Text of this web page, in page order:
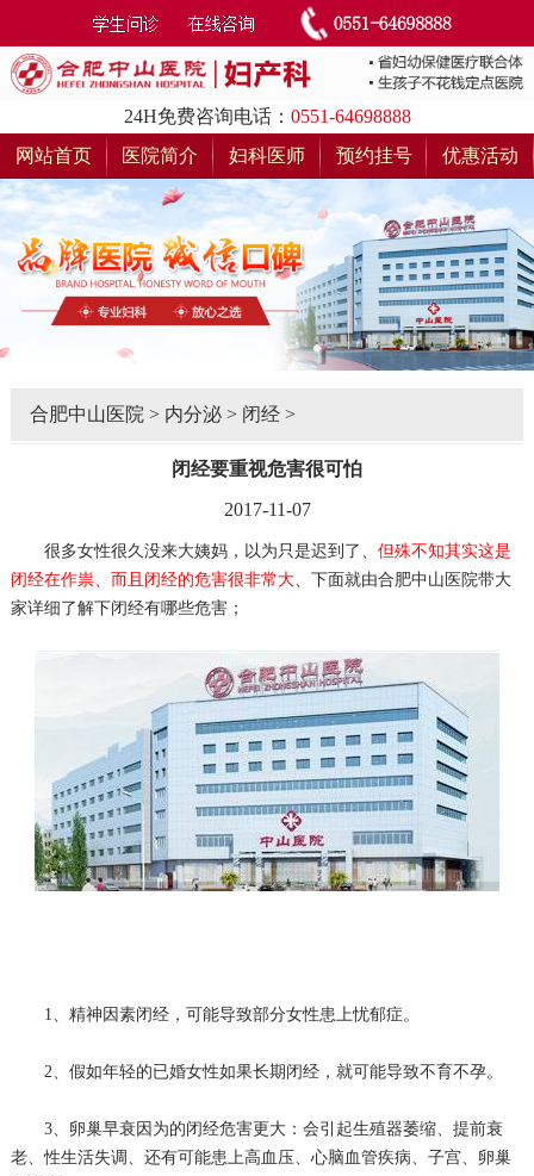
24H免费咨询电话： 0551-64698888
网站首页
医院简介 妇科医师 预约挂号 优惠活动
合肥中山医院 > 内分泌> 闭经>
闭经要重视危害很可怕
2017-11-07
很多女性很久没来大姨妈，以为只是迟到了、 但殊不知其实这是
闭经在作祟、而且闭经的危害很非常大、下面就由合肥中山医院带大
家详细了解下闭经有哪些危害；
1、精神因素闭经，可能导致部分女性患上忧郁症。
2、假如年轻的已婚女性如果长期闭经，就可能导致不育不孕。
3、卵巢早衰因为的闭经危害更大：会引起生殖器萎缩、提前衰
老、性生活失调、还有可能患上高血压、心脑血管疾病、子宫、卵巢